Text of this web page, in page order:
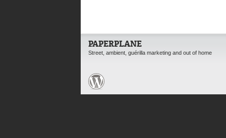
PAPERPLANE
Street, ambient, guérilla marketing and out of home